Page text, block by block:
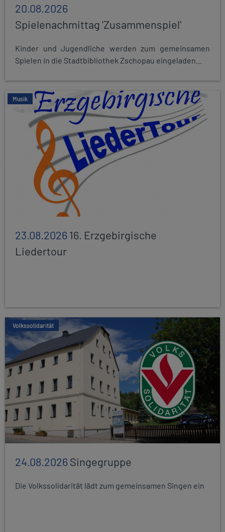
20.08.2026
Spielenachmittag 'Zusammenspiel'
Kinder und Jugendliche werden zum gemeinsamen
Spielen in die Stadtbibliothek Zschopau eingeladen...
Musik
23.08.202616. Erzgebirgische
Liedertour
Volkssolidarität
24.08.2026Singegruppe
Die Volkssolidarität lädt zum gemeinsamen Singen ein